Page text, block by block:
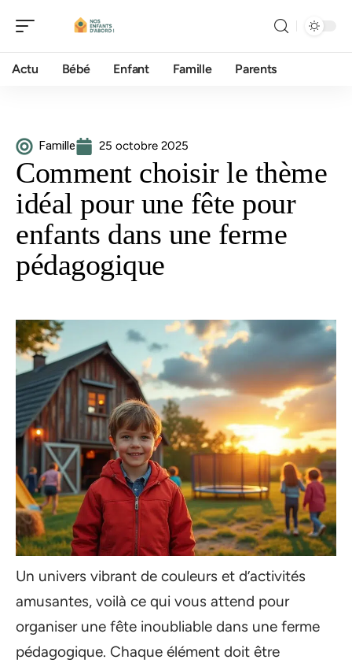
Actu Bébé Enfant Famille Parents
Famille 25 octobre 2025
Comment choisir le thème
idéal pour une fête pour
enfants dans une ferme
pédagogique
Un univers vibrant de couleurs et d’activités
amusantes, voilà ce qui vous attend pour
organiser une fête inoubliable dans une ferme
pédagogique. Chaque élément doit être